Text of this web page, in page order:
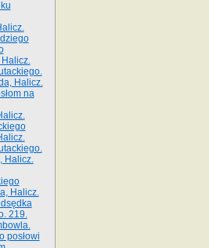
Halicz.
na
Halicz.
Halicz.
219.
posłowi